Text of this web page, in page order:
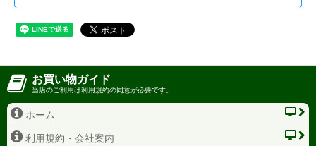
お買い物ガイド
当店のご利用は利用規約の同意が必要です。
ホーム
利用規約・会社案内